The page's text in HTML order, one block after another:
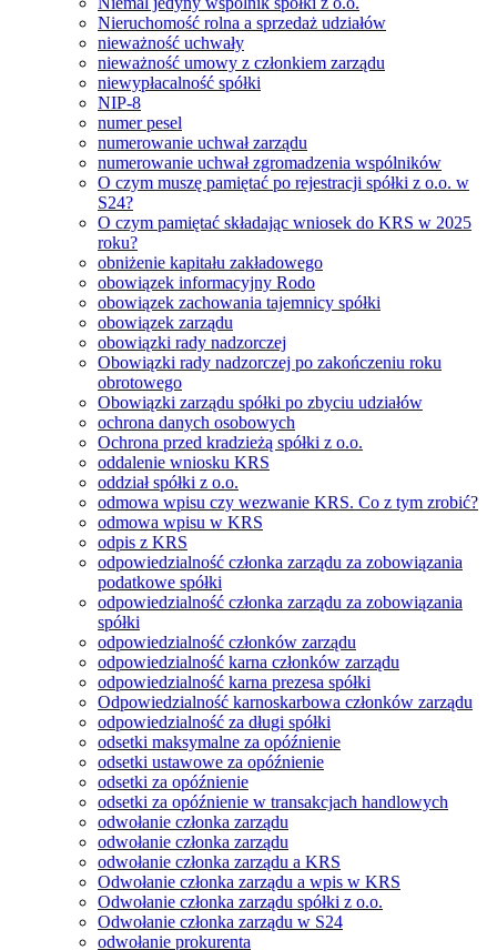
Nieruchomość rolna a sprzedaż udziałów
nieważność uchwały
nieważność umowy z członkiem zarządu
niewypłacalność spółki
NIP-8
numer pesel
numerowanie uchwał zarządu
numerowanie uchwał zgromadzenia wspólników
O czym muszę pamiętać po rejestracji spółki z o.o. w
S24?
O czym pamiętać składając wniosek do KRS w 2025
roku?
obniżenie kapitału zakładowego
obowiązek informacyjny Rodo
obowiązek zachowania tajemnicy spółki
obowiązek zarządu
obowiązki rady nadzorczej
Obowiązki rady nadzorczej po zakończeniu roku
obrotowego
Obowiązki zarządu spółki po zbyciu udziałów
ochrona danych osobowych
Ochrona przed kradzieżą spółki z o.o.
oddalenie wniosku KRS
oddział spółki z o.o.
odmowa wpisu czy wezwanie KRS. Co z tym zrobić?
odmowa wpisu w KRS
odpis z KRS
odpowiedzialność członka zarządu za zobowiązania
podatkowe spółki
odpowiedzialność członka zarządu za zobowiązania
spółki
odpowiedzialność członków zarządu
odpowiedzialność karna członków zarządu
odpowiedzialność karna prezesa spółki
Odpowiedzialność karnoskarbowa członków zarządu
odpowiedzialność za długi spółki
odsetki maksymalne za opóźnienie
odsetki ustawowe za opóźnienie
odsetki za opóźnienie
odsetki za opóźnienie w transakcjach handlowych
odwołanie członka zarządu
odwołanie członka zarządu
odwołanie członka zarządu a KRS
Odwołanie członka zarządu a wpis w KRS
Odwołanie członka zarządu spółki z o.o.
Odwołanie członka zarządu w S24
odwołanie prokurenta